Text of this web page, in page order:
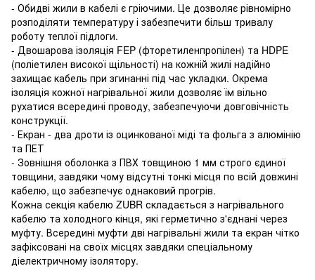
- Обидві жили в кабелі є гріючими. Це дозволяє рівномірно
розподіляти температуру і забезпечити більш тривалу
роботу теплої підлоги.
- Двошарова ізоляція FEP (фторетиленпропілен) та HDPE
(поліетилен високої щільності) на кожній жилі надійно
захищає кабель при згинанні під час укладки. Окрема
ізоляція кожної нагрівальної жили дозволяє їм вільно
рухатися всередині проводу, забезпечуючи довговічність
конструкції.
- Екран - два дроти із оцинкованої міді та фольга з алюмінію
та ПЕТ
- Зовнішня оболонка з ПВХ товщиною 1 мм строго єдиної
товщини, завдяки чому відсутні тонкі місця по всій довжині
кабелю, що забезпечує однаковий прогрів.
Кожна секція кабелю ZUBR складається з нагрівального
кабелю та холодного кінця, які герметично з'єднані через
муфту. Всередині муфти дві нагрівальні жили та екран чітко
зафіксовані на своїх місцях завдяки спеціальному
діелектричному ізолятору.